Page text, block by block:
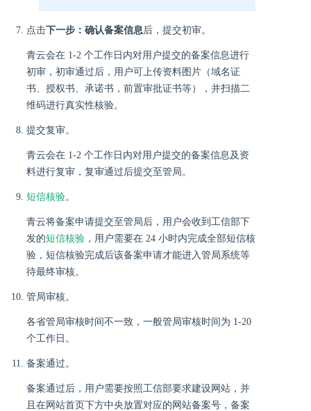
点击下一步：确认备案信息后，提交初审。
青云会在 1-2 个工作日内对用户提交的备案信息进行
初审，初审通过后，用户可上传资料图片（域名证
书、授权书、承诺书，前置审批证书等），并扫描二
维码进行真实性核验。
提交复审。
青云会在 1-2 个工作日内对用户提交的备案信息及资
料进行复审，复审通过后提交至管局。
短信核验。
青云将备案申请提交至管局后，用户会收到工信部下
发的短信核验 ，用户需要在 24 小时内完成全部短信核
验，短信核验完成后该备案申请才能进入管局系统等
待最终审核。
管局审核。
各省管局审核时间不一致，一般管局审核时间为 1-20
个工作日。
备案通过。
备案通过后，用户需要按照工信部要求建设网站，并
且在网站首页下方中央放置对应的网站备案号，备案